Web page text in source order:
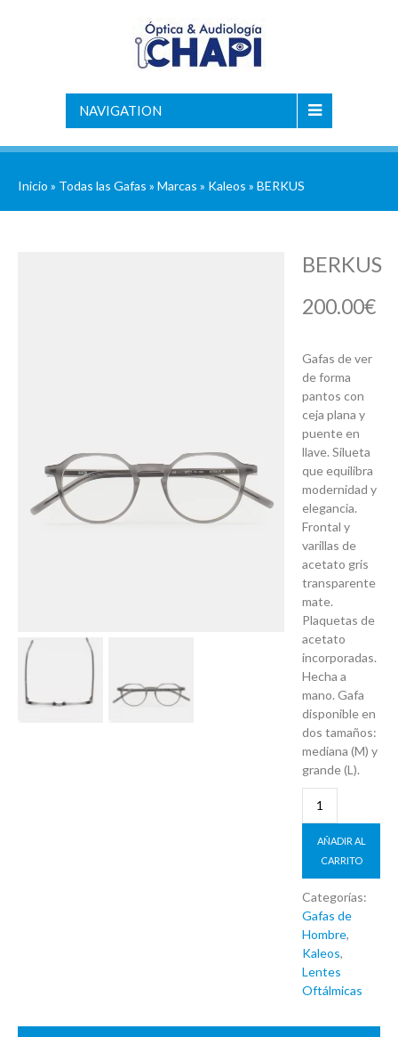
NAVIGATION
Inicio » Todas las Gafas » Marcas » Kaleos » BERKUS
BERKUS
200.00€
Gafas de ver
de forma
pantos con
ceja plana y
puente en
llave. Silueta
que equilibra
modernidad y
elegancia.
Frontal y
varillas de
acetato gris
transparente
mate.
Plaquetas de
acetato
incorporadas.
Hecha a
mano. Gafa
disponible en
dos tamaños:
mediana (M) y
grande (L).
AÑADIR AL
CARRITO
Categorías:
Gafas de
Hombre,
Kaleos,
Lentes
Oftálmicas